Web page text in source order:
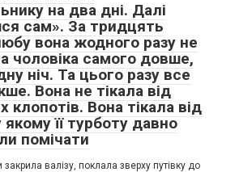
на два дні. Далі
сам». За тридцять
вона жодного разу не
чоловіка самого довше,
ніч. Та цього разу все
Вона не тікала від
клопотів. Вона тікала від
її турботу давно
помічати
валізу, поклала зверху путівку до